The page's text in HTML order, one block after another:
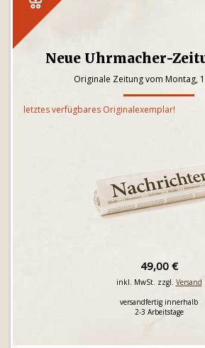
Neue Uhrmacher-
Originale Zeitung vom Montag,
letztes verfügbares Originalexemplar!
49,00 €
inkl. MwSt. zzgl. Versand
versandfertig innerhalb
2-3 Arbeitstage